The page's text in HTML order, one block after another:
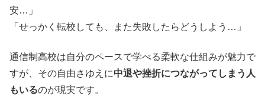
安…」
「せっかく転校しても、また失敗したらどうしよう…」
通信制高校は自分のペースで学べる柔軟な仕組みが魅力で
すが、その自由さゆえに中退や挫折につながってしまう人
もいるのが現実です。